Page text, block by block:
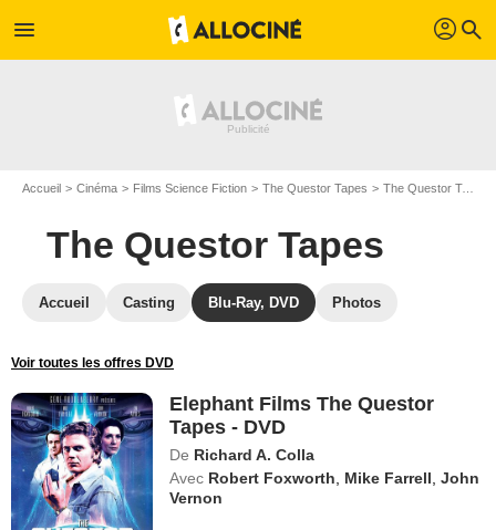
menu profil search
Accueil Cinéma Films Science Fiction The Questor Tapes The Questor Tapes en DVD
The Questor Tapes
Accueil Casting Blu-Ray, DVD Photos
Voir toutes les offres DVD
Elephant Films The Questor
Tapes - DVD
De Richard A. Colla
Avec Robert Foxworth Mike Farrell ,John
Vernon